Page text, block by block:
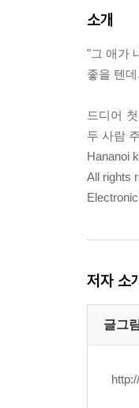
소개
"그 애가
좋을 텐
드디어
두 사람
Hananoi
All rights
저자 소
글그